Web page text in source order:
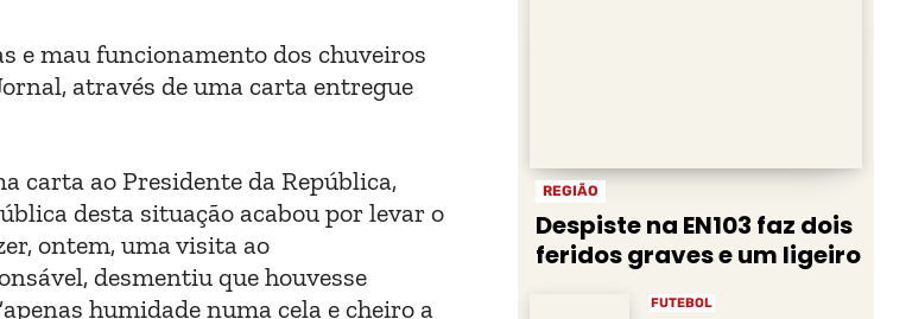
e mau funcionamento dos chuveiros
através de uma carta entregue
carta ao Presidente da República,
desta situação acabou por levar o
ontem, uma visita ao
desmentiu que houvesse
humidade numa cela e cheiro a
REGIÃO
Despiste na EN103 faz dois
feridos graves e um ligeiro
FUTEBOL